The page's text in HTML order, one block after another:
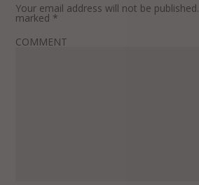
Your email address will not be published.
marked *
COMMENT